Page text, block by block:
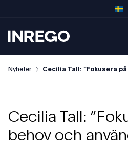
Inrego
Nyheter Cecilia Tall: ”Fokusera
Cecilia Tall:
behov och